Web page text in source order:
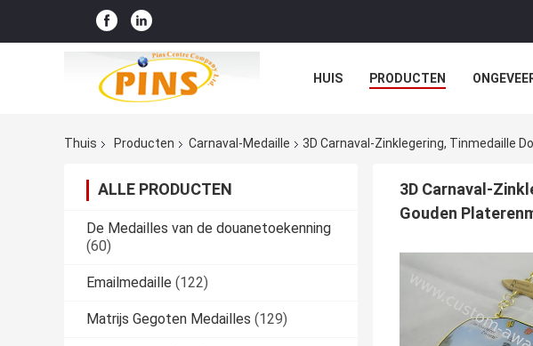
HUIS PRODUCTEN
Thuis Producten Carnaval-Medaille 3D Carnaval-Zinklegering, Tinmedaille
ALLE PRODUCTEN
De Medailles van de douanetoekenning
(60)
Emailmedaille (122)
Matrijs Gegoten Medailles (129)
3D Carnaval-
Gouden